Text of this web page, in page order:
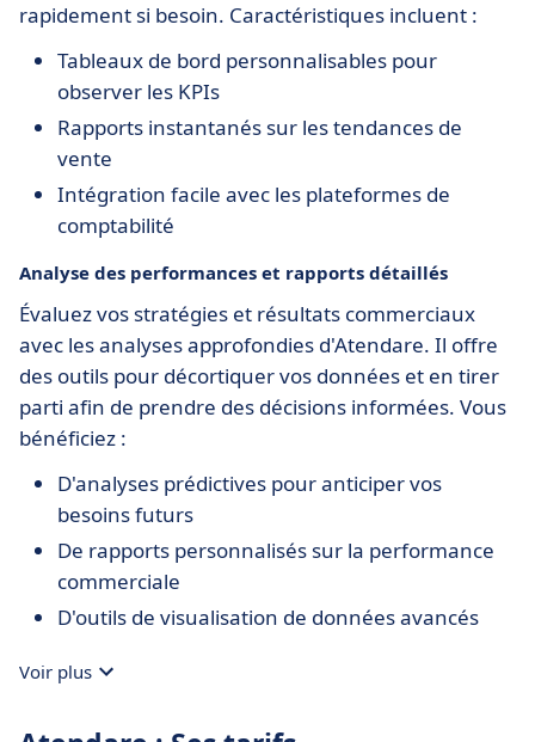
rapidement si besoin. Caractéristiques incluent :
Tableaux de bord personnalisables pour
observer les KPIs
Rapports instantanés sur les tendances de
vente
Intégration facile avec les plateformes de
comptabilité
Analyse des performances et rapports détaillés
Évaluez vos stratégies et résultats commerciaux
avec les analyses approfondies d'Atendare. Il offre
des outils pour décortiquer vos données et en tirer
parti afin de prendre des décisions informées. Vous
bénéficiez :
D'analyses prédictives pour anticiper vos
besoins futurs
De rapports personnalisés sur la performance
commerciale
D'outils de visualisation de données avancés
Voir plus